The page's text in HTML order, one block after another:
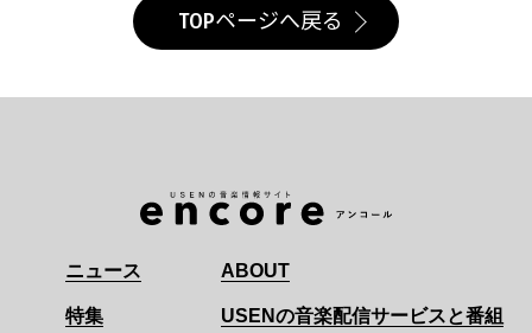
TOPページへ戻る
ニュース
特集
ABOUT
USENの音楽配信サービスと番組